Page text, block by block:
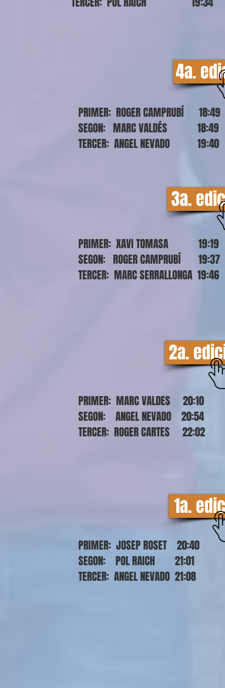
4a.
PRIMER: ROGER CAMPRUBÍ 18:49
SEGON: MARC VALDÉS 18:49
TERCER: ANGEL NEVADO 19:40
3a.
PRIMER: XAVI TOMASA 19:19
SEGON: ROGER CAMPRUBÍ 19:37
TERCER: MARC SERRALLONGA 19:46
2a.
PRIMER: MARC VALDES 20:10
SEGON: ANGEL NEVADO 20:54
TERCER: ROGER CARTES 22:02
1a.
PRIMER: JOSEP ROSET 20:40
SEGON: POL RAICH 21:01
TERCER: ANGEL NEVADO 21:08